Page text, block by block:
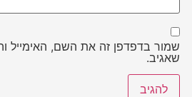
שמור בדפדפן זה את השם, האימייל
שאגיב.